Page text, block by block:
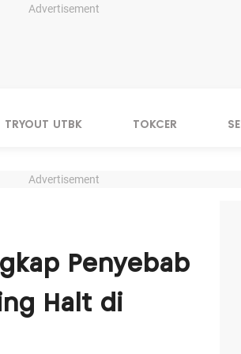
Advertisement
TRYOUT UTBK TOKCER
Advertisement
Penyebab
Halt di